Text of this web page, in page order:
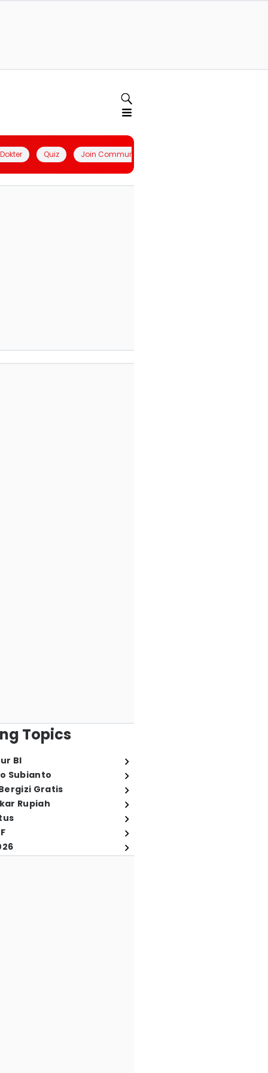
Quiz Join Community
Topics
BI
Subianto
Gratis
Rupiah